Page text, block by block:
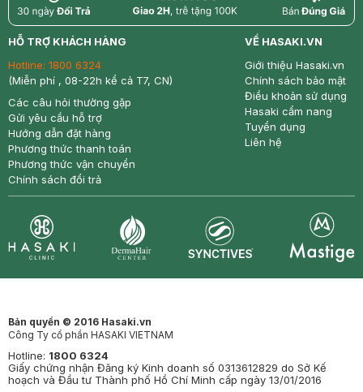
return nowfree price
HỖ TRỢ KHÁCH HÀNG
Hotline: 1800 6324
(Miễn phí , 08-22h kể cả T7, CN)
Các câu hỏi thường gặp
Gửi yêu cầu hỗ trợ
Hướng dẫn đặt hàng
Phương thức thanh toán
Phương thức vận chuyển
Chính sách đổi trả
VỀ HASAKI.VN
Giới thiệu Hasaki.vn
Chính sách bảo mật
Điều khoản sử dụng
Hasaki cẩm nang
Tuyển dụng
Liên hệ
Bản quyền © 2016 Hasaki.vn
Công Ty cổ phần HASAKI VIETNAM
Hotline: 1800 6324
Giấy chứng nhận Đăng ký Kinh doanh số 0313612829 do Sở Kế
hoạch và Đầu tư Thành phố Hồ Chí Minh cấp ngày 13/01/2016